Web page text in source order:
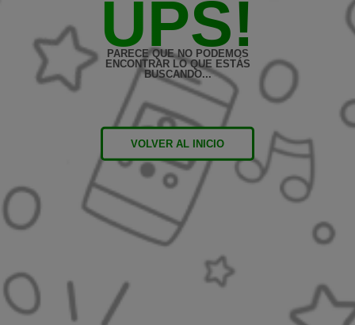
UPS!
PARECE QUE NO PODEMOS
ENCONTRAR LO QUE ESTÁS
BUSCANDO...
VOLVER AL INICIO